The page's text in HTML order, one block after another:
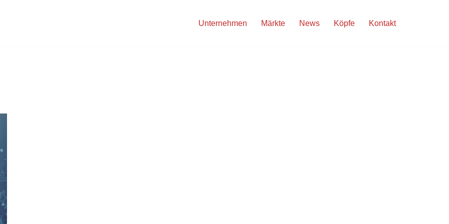
Unternehmen Märkte News Köpfe Kontakt